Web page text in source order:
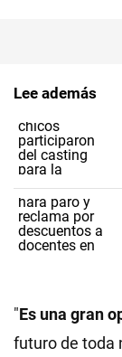
Lee además
"Es una gran
futuro de toda